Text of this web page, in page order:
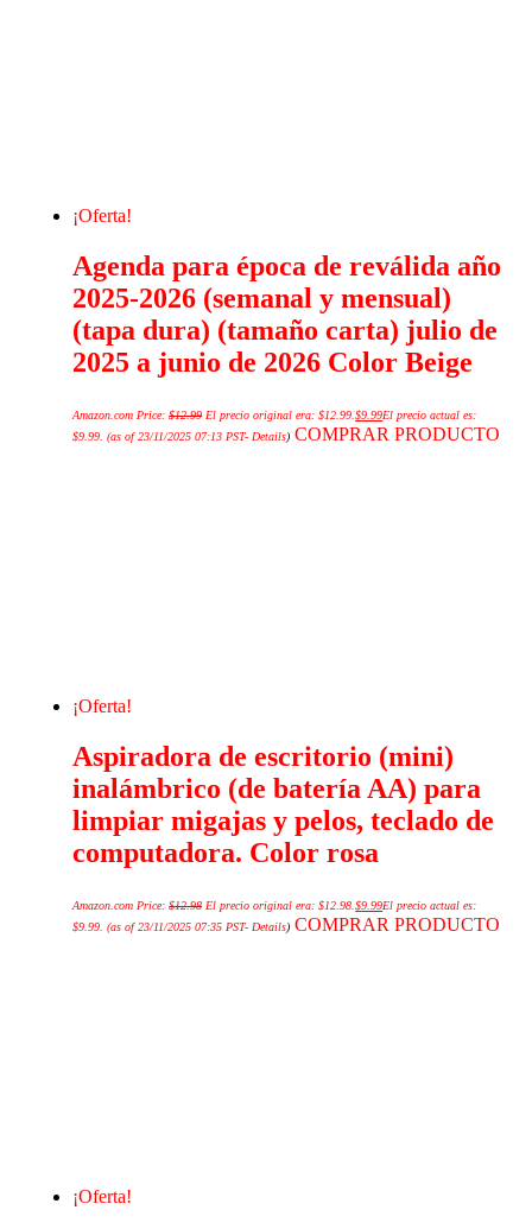
¡Oferta!
Agenda para época de reválida año
2025-2026 (semanal y mensual)
(tapa dura) (tamaño carta) julio de
2025 a junio de 2026 Color Beige
Amazon.com Price:$12.99 El precio original era: $12.99.$9.99El precio actual es:
$9.99. (as of 23/11/2025 07:13 PST-Details) COMPRAR PRODUCTO
¡Oferta!
Aspiradora de escritorio (mini)
inalámbrico (de batería AA) para
limpiar migajas y pelos, teclado de
computadora. Color rosa
Amazon.com Price:$12.98 El precio original era: $12.98.$9.99El precio actual es:
$9.99. (as of 23/11/2025 07:35 PST- Details) COMPRAR PRODUCTO
¡Oferta!